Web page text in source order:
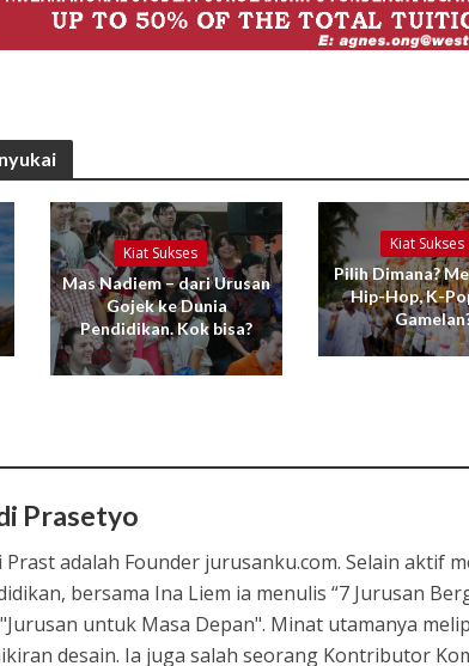
Kiat Sukses
Mas Nadiem – dari Urusan
Gojek ke Dunia
Pendidikan. Kok bisa?
Kiat Sukses
Pilih Dimana?
Hip-Hop, K-
Prasetyo
Prast adalah Founder jurusanku.com. Selain aktif
bersama Ina Liem ia menulis “7 Jurusan
untuk Masa Depan". Minat utamanya
desain. Ia juga salah seorang Kontributor